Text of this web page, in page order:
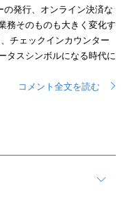
発行、オンライン決済な
務そのものも大きく変化す
チェックインカウンター
タスシンボルになる時代に
コメント全文を読む